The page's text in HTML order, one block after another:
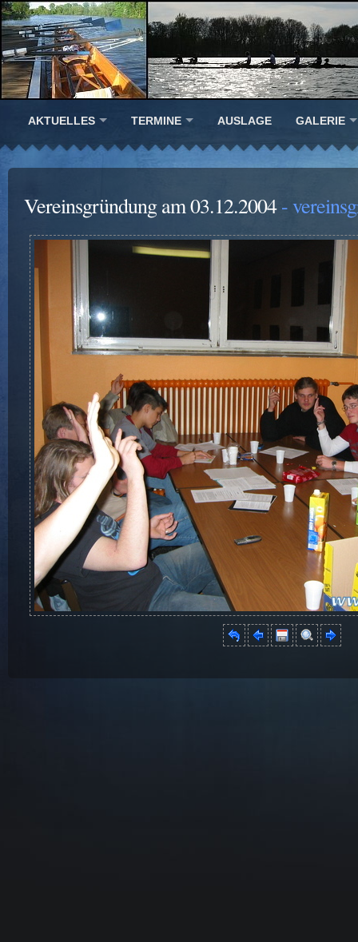
AKTUELLES TERMINE AUSLAGE GALERIE
Vereinsgründung am 03.12.2004-